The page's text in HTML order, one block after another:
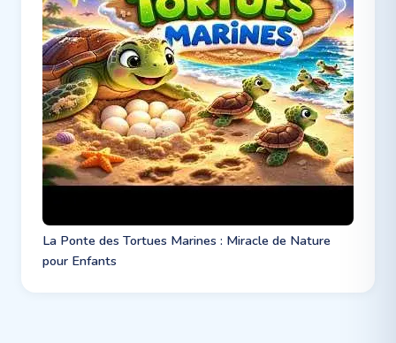
La Ponte des Tortues Marines : Miracle de Nature
pour Enfants